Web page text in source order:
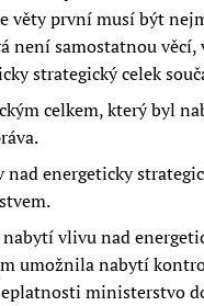
věty první musí být
není samostatnou
strategický celek
celkem, který byl
energeticky
vlivu nad
umožnila nabytí
ministerstvo